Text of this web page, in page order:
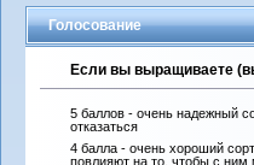
Голосование
Если вы выращиваете
5 баллов - очень надежный
отказаться
4 балла - очень хороший
повлияют на то, чтобы с ним